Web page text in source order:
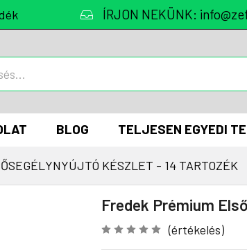
ÍRJON NEKÜNK:
BLOG TELJESEN EGYEDI
KÉSZLET - 14 TARTOZÉK
Fredek Prémium
(értékelés)